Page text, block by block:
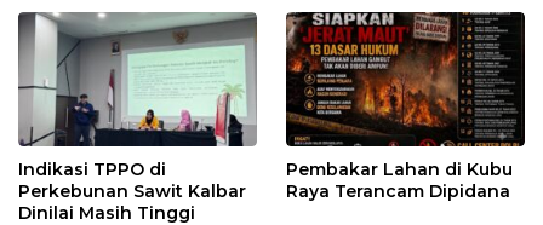
Indikasi TPPO di
Perkebunan Sawit Kalbar
Dinilai Masih Tinggi
Pembakar Lahan di Kubu
Raya Terancam Dipidana